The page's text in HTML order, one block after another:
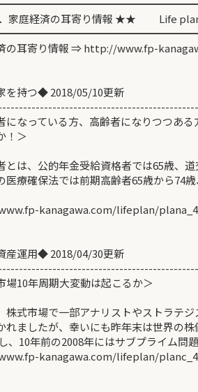
家庭経済の耳寄り情報 ★★ Life
の耳寄り情報 ⇒ http://www.fp-
を持つ◆ 2018/05/10更新
になっている方、高齢者になりつつあ
すか！＞
とは、公的年金受給資格者では65歳、
医療確保法では前期高齢者65歳から74
kanagawa.com/lifeplan/
産運用◆ 2018/04/30更新
市場10年周期大変動は起こ
株式市場で一部アナリストやストラテ
れましたが、幸いにも昨年末は世界の
、10年前の2008年にはサブプライム問
kanagawa.com/lifeplan/